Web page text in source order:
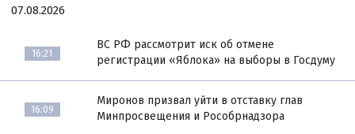
07.08.2026
16:21
ВС РФ рассмотрит иск об отмене
регистрации «Яблока» на выборы в Госдуму
16:09
Миронов призвал уйти в отставку глав
Минпросвещения и Рособрнадзора